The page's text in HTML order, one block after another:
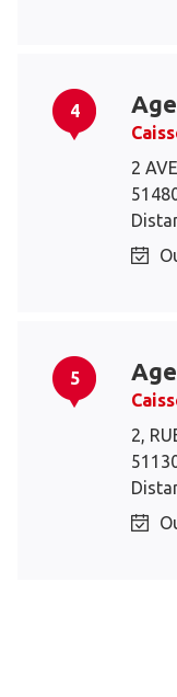
4
2
5
2,